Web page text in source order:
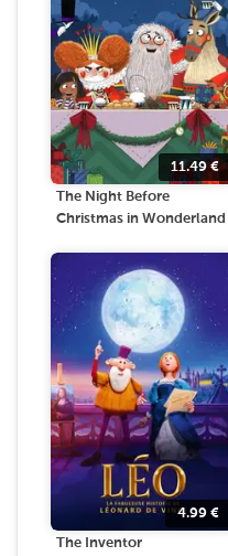
11.49€
The Night Before
Christmas in Wonderland
4.99 €
The Inventor